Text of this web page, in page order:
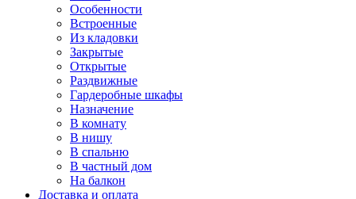
Особенности
Встроенные
Из кладовки
Закрытые
Открытые
Раздвижные
Гардеробные шкафы
Назначение
В комнату
В нишу
В спальню
В частный дом
На балкон
Доставка и оплата